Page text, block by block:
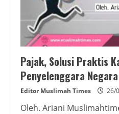
Pajak, Solusi Praktis
Penyelenggara Negara
Editor Muslimah Times 26/
Oleh. Ariani